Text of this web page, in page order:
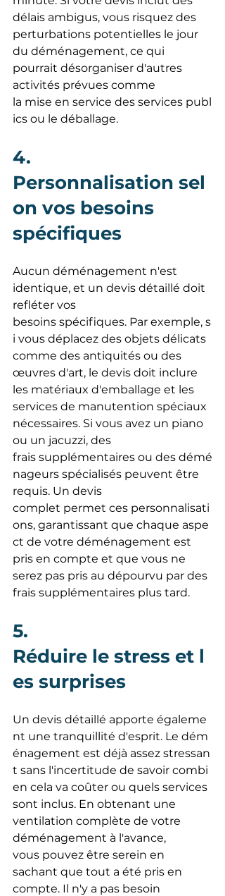
délais ambigus, vous risquez des
perturbations potentielles le jour
du déménagement, ce qui
pourrait désorganiser d'autres
activités prévues comme
la mise en service des services publ
ics ou le déballage.
4.
Personnalisation sel
on vos besoins
spécifiques
Aucun déménagement n'est
identique, et un devis détaillé doit
refléter vos
besoins spécifiques. Par exemple, s
i vous déplacez des objets délicats
comme des antiquités ou des
œuvres d'art, le devis doit inclure
les matériaux d'emballage et les
services de manutention spéciaux
nécessaires. Si vous avez un piano
ou un jacuzzi, des
frais supplémentaires ou des démé
nageurs spécialisés peuvent être
requis. Un devis
complet permet ces personnalisati
ons, garantissant que chaque aspe
ct de votre déménagement est
pris en compte et que vous ne
serez pas pris au dépourvu par des
frais supplémentaires plus tard.
5.
Réduire le stress et l
es surprises
Un devis détaillé apporte égaleme
nt une tranquillité d'esprit. Le dém
énagement est déjà assez stressan
t sans l'incertitude de savoir combi
en cela va coûter ou quels services
sont inclus. En obtenant une
ventilation complète de votre
déménagement à l'avance,
vous pouvez être serein en
sachant que tout a été pris en
compte. Il n'y a pas besoin